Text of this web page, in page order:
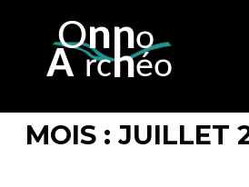
content
ONNO ARCHEO
MOIS : JUILLET